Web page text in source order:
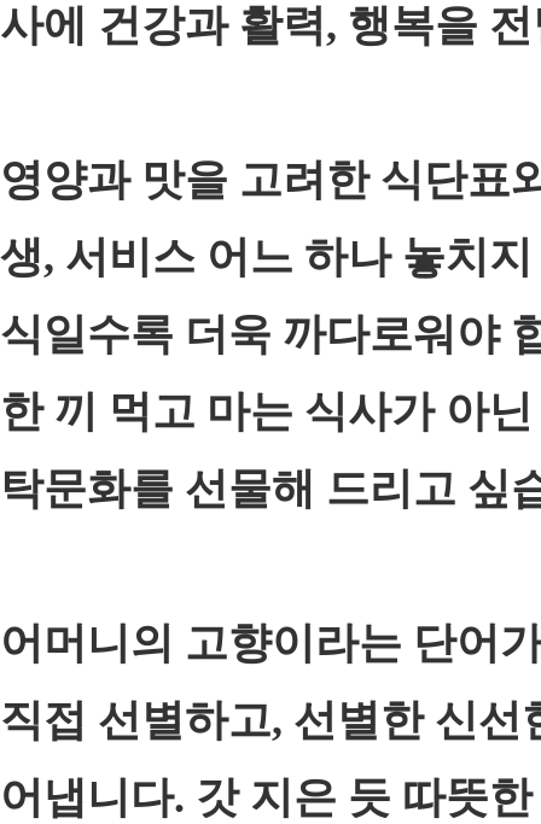
사에 건강과 활력, 행복을
영양과 맛을 고려한 식단표
생, 서비스 어느 하나 놓치
식일수록 더욱 까다로워야
한 끼 먹고 마는 식사가 아
탁문화를 선물해 드리고 싶
어머니의 고향이라는 단어
직접 선별하고, 선별한 신
어냅니다. 갓 지은 듯 따뜻